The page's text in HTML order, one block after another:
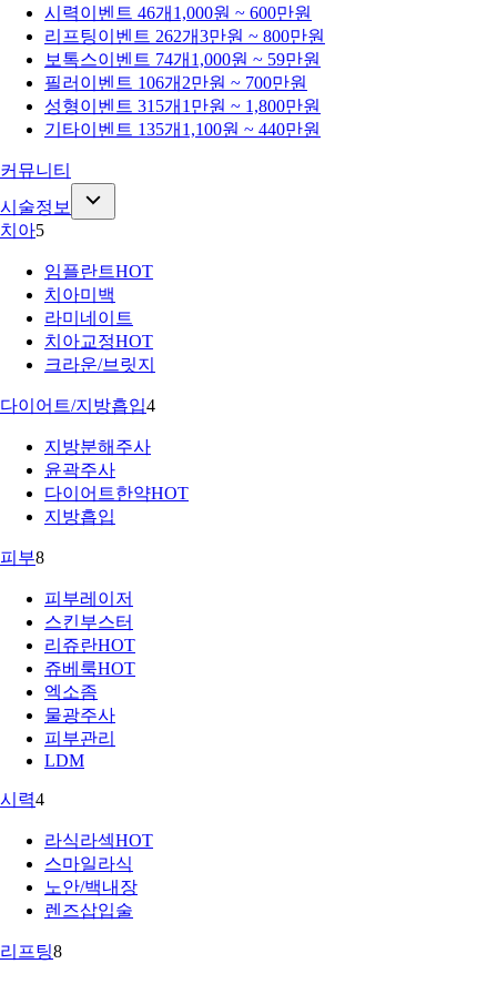
시력이벤트 46개 1,000원 ~ 600만원
리프팅이벤트 262개3만원 ~ 800만원
보톡스이벤트 74개 1,000원 ~ 59만원
필러 이벤트 106개 2만원 ~ 700만원
성형이벤트 315개 1만원 ~ 1,800만원
기타이벤트 135개 1,100원 ~ 440만원
커뮤니티
시술정보
치아5
임플란트HOT
치아미백
라미네이트
치아교정HOT
크라운/브릿지
다이어트/지방흡입4
지방분해주사
윤곽주사
다이어트한약HOT
지방흡입
피부8
피부레이저
스킨부스터
리쥬란HOT
쥬베룩HOT
엑소좀
물광주사
피부관리
LDM
시력4
라식라섹HOT
스마일라식
노안/백내장
렌즈삽입술
리프팅8